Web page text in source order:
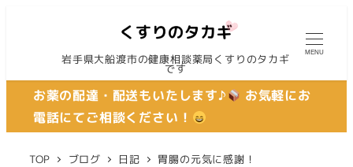
岩手県大船渡市の健康相談薬局くすりのタカギ
です
MENU
お薬の配達・配送もいたします♪
お気軽にお
電話にてご相談ください！
TOP ブログ 日記 胃腸の元気に感謝！